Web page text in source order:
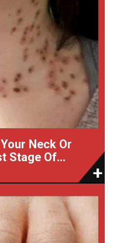
Neck Or
Stage Of...